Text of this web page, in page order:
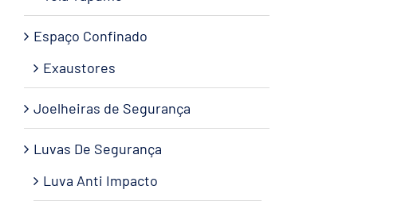
Espaço Confinado
Exaustores
Joelheiras de Segurança
Luvas De Segurança
Luva Anti Impacto